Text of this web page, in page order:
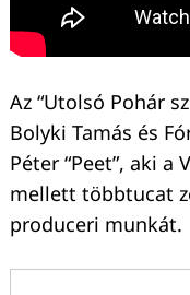
Az “Utolsó Pohár
Bolyki Tamás és
Péter “Peet”, aki a
mellett többtucat
produceri munkát.